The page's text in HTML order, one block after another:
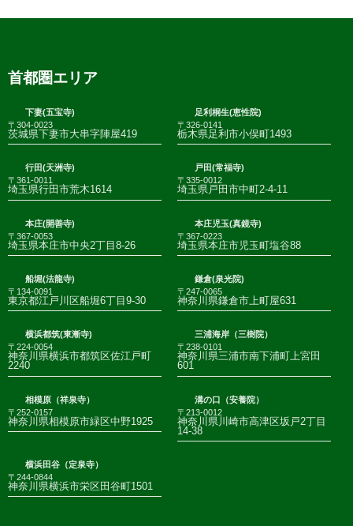
首都圏エリア
下妻(五宝寺)
〒304-0023
茨城県下妻市大串字陣屋419
足利桐生(恵性院)
〒326-0141
栃木県足利市小俣町1493
行田(天洲寺)
〒361-0011
埼玉県行田市荒木1614
戸田(常福寺)
〒335-0012
埼玉県戸田市中町2-4-11
本庄(開善寺)
〒367-0053
埼玉県本庄市中央2丁目8-26
本庄児玉(真鏡寺)
〒367-0223
埼玉県本庄市児玉町塩谷88
船堀(法龍寺)
〒134-0091
東京都江戸川区船堀6丁目9-30
鎌倉(泉光院)
〒247-0065
神奈川県鎌倉市上町屋631
横浜都筑(東漸寺)
〒224-0054
神奈川県横浜市都筑区佐江戸町
2240
三浦海岸（三樹院）
〒238-0101
神奈川県三浦市南下浦町上宮田
601
相模原（祥泉寺）
〒252-0157
神奈川県相模原市緑区中野1925
溝の口（安養院）
〒213-0012
神奈川県川崎市高津区坂戸2丁目
14-38
横浜田谷（定泉寺）
〒244-0844
神奈川県横浜市栄区田谷町1501